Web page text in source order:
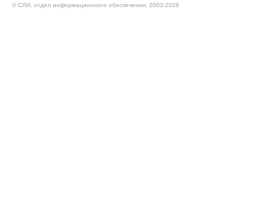
© CЛИ, отдел информационного обеспечения, 2003-2026